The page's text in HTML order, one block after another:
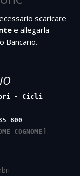
scaricare
e allegarla
Bancario.
- Cicli
800
COGNOME]